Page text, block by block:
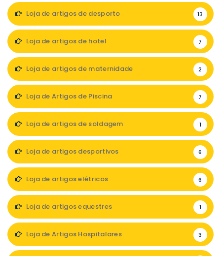
Loja de artigos de desporto 13
Loja de artigos de hotel 7
Loja de artigos de maternidade 2
Loja de Artigos de Piscina 7
Loja de artigos de soldagem 1
Loja de artigos desportivos 6
Loja de artigos elétricos 6
Loja de artigos equestres 1
Loja de Artigos Hospitalares 3